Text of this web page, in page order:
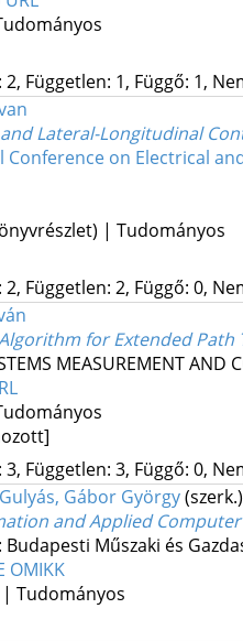
Független: 1, Függő: 1,
Lateral-Longitudinal
on Electrical
| Tudományos
Független: 2, Függő: 0,
for Extended Path
MEASUREMENT AND
Független: 3, Függő: 0,
Gulyás, Gábor György(szerk.)
and Applied
Budapesti Műszaki és
OMIKK
Tudományos